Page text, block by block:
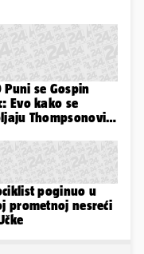
Puni se Gospin
Evo kako se
Thompsonovi
poginuo u
prometnoj nesreći